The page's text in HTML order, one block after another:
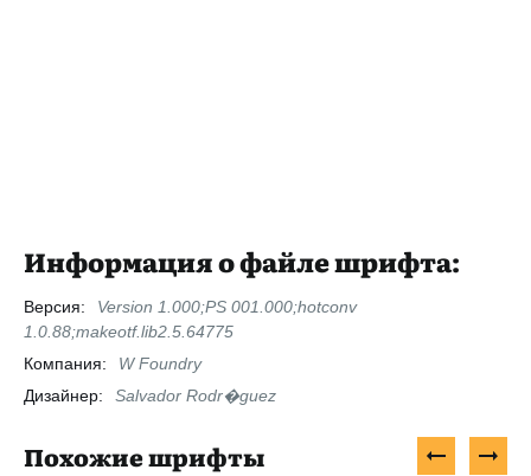
Информация о файле шрифта:
Версия:
Version 1.000;PS 001.000;hotconv
1.0.88;makeotf.lib2.5.64775
Компания:
W Foundry
Дизайнер:
Salvador Rodr�guez
Похожие шрифты